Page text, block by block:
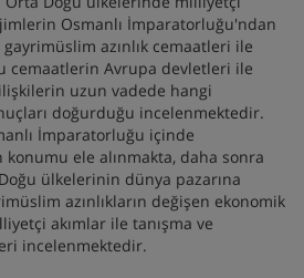
Osmanlı İmparatorluğu'ndan
azınlık cemaatleri ile
cemaatlerin Avrupa devletleri ile
uzun vadede hangi
doğurduğu incelenmektedir.
İmparatorluğu içinde
konumu ele alınmakta, daha sonra
ülkelerinin dünya pazarına
azınlıkların değişen ekonomik
akımlar ile tanışma ve
incelenmektedir.